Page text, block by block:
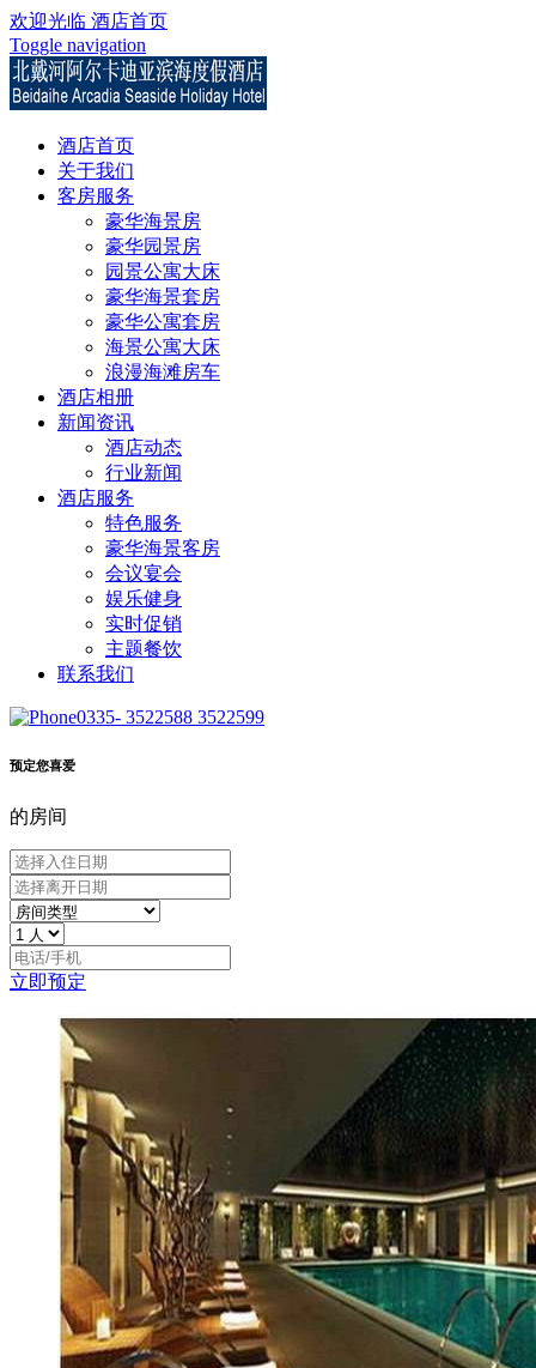
欢迎光临 酒店首页
Toggle navigation
酒店首页
关于我们
客房服务
豪华海景房
豪华园景房
园景公寓大床
豪华海景套房
豪华公寓套房
海景公寓大床
浪漫海滩房车
酒店相册
新闻资讯
酒店动态
行业新闻
酒店服务
特色服务
豪华海景客房
会议宴会
娱乐健身
实时促销
主题餐饮
联系我们
0335- 3522588 3522599
预定您喜爱
的房间
立即预定